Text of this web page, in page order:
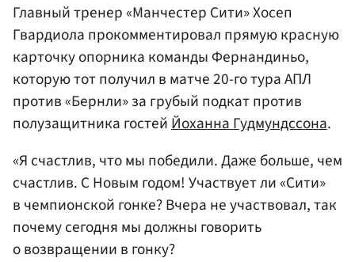
Главный тренер «Манчестер Сити» Хосеп
Гвардиола прокомментировал прямую красную
карточку опорника команды Фернандиньо,
которую тот получил в матче 20-го тура АПЛ
против «Бернли» за грубый подкат против
полузащитника гостейЙоханна Гудмундссона.
«Я счастлив, что мы победили. Даже больше, чем
счастлив. С Новым годом! Участвует ли «Сити»
в чемпионской гонке? Вчера не участвовал, так
почему сегодня мы должны говорить
о возвращении в гонку?